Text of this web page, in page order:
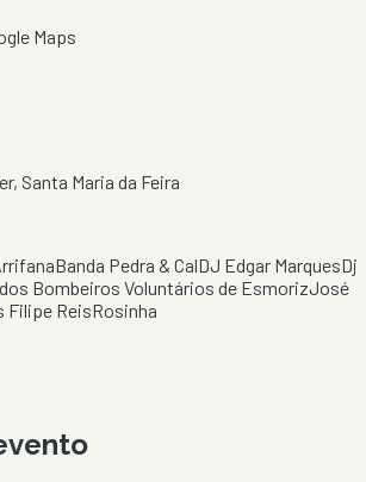
Maps
Santa Maria da Feira
Banda Pedra & CalDJ Edgar MarquesDj
Bombeiros Voluntários de EsmorizJosé
Filipe ReisRosinha